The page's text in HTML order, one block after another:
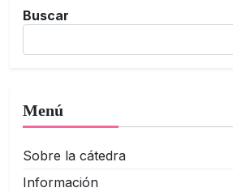
Buscar
Menú
Sobre la cátedra
Información